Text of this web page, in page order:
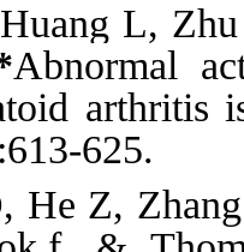
L,
Abnormal
arthritis
625.
He Z,